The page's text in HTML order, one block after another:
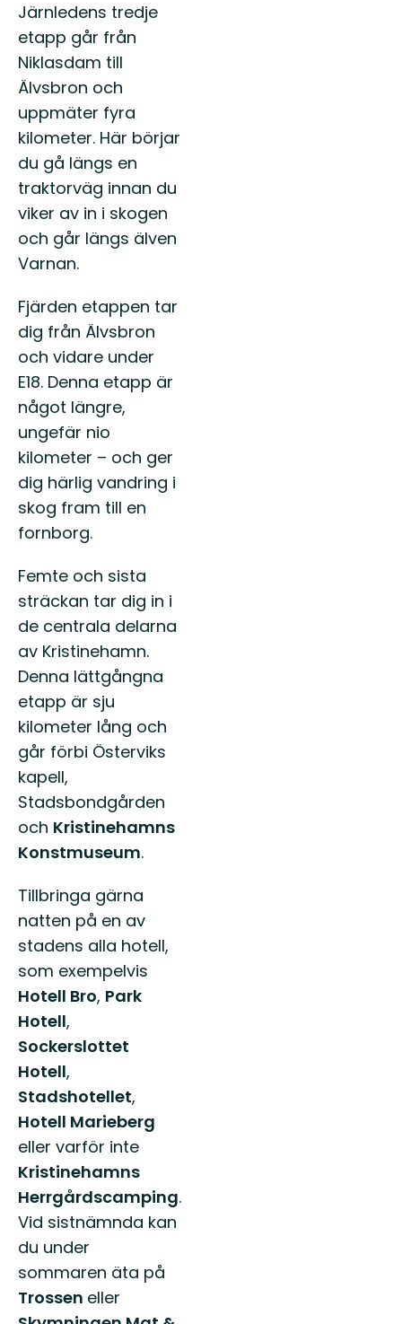
Järnledens tredje
etapp går från
Niklasdam till
Älvsbron och
uppmäter fyra
kilometer. Här börjar
du gå längs en
traktorväg innan du
viker av in i skogen
och går längs älven
Varnan.
Fjärden etappen tar
dig från Älvsbron
och vidare under
E18. Denna etapp är
något längre,
ungefär nio
kilometer – och ger
dig härlig vandring i
skog fram till en
fornborg.
Femte och sista
sträckan tar dig in i
de centrala delarna
av Kristinehamn.
Denna lättgångna
etapp är sju
kilometer lång och
går förbi Österviks
kapell,
Stadsbondgården
och Kristinehamns
Konstmuseum.
Tillbringa gärna
natten på en av
stadens alla hotell,
som exempelvis
Hotell Bro, Park
Hotell,
Sockerslottet
Hotell,
Stadshotellet,
Hotell Marieberg
eller varför inte
Kristinehamns
Herrgårdscamping.
Vid sistnämnda kan
du under
sommaren äta på
Trossen eller